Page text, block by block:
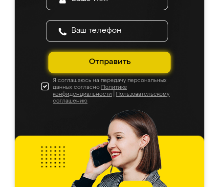
Отправить
Я соглашаюсь на передачу персональных
данных согласно Политике
конфиденциальности
Пользовательскому
соглашению